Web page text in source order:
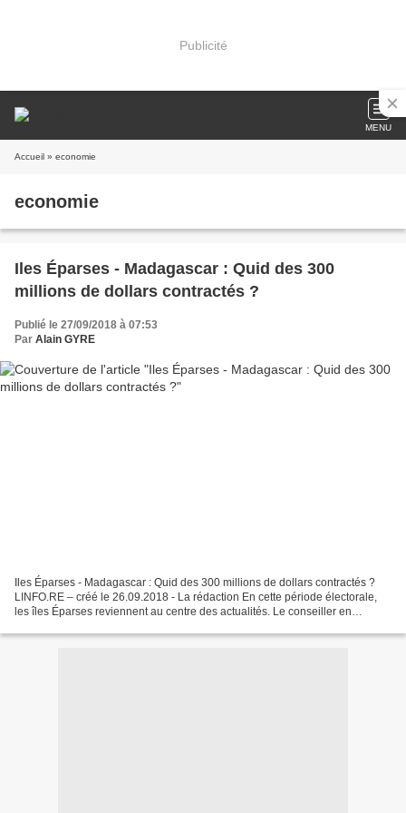
Publicité
MENU
Accueil » economie
economie
Iles Éparses - Madagascar : Quid des 300
millions de dollars contractés ?
Publié le 27/09/2018 à 07:53
Par Alain GYRE
Iles Éparses - Madagascar : Quid des 300 millions de dollars contractés ?
LINFO.RE – créé le 26.09.2018 - La rédaction En cette période électorale,
les îles Éparses reviennent au centre des actualités. Le conseiller en